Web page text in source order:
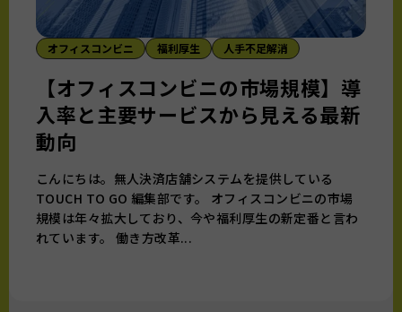
オフィスコンビニ 福利厚生 人手不足解消
【オフィスコンビニの市場規模】導
入率と主要サービスから見える最新
動向
こんにちは。無人決済店舗システムを提供している
TOUCH TO GO 編集部です。 オフィスコンビニの市場
規模は年々拡大しており、今や福利厚生の新定番と言わ
れています。 働き方改革...